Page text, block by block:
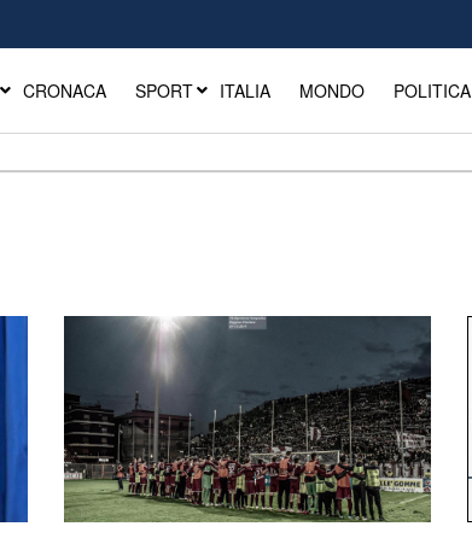
CRONACA SPORT ITALIA MONDO POLITICA